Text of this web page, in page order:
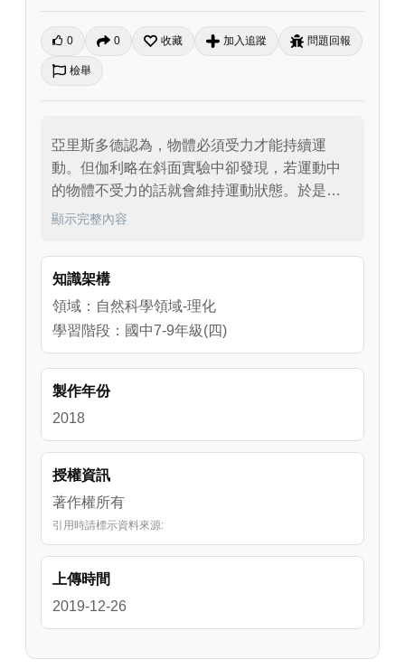
0 0 收藏 加入追蹤 問題回報
檢舉
亞里斯多德認為，物體必須受力才能持續運
動。但伽利略在斜面實驗中卻發現，若運動中
的物體不受力的話就會維持運動狀態。於是伽
利略提出了慣性--也就是「萬物有習慣維持原本
顯示完整內容
知識架構
領域：自然科學領域-理化
學習階段：國中7-9年級(四)
製作年份
2018
授權資訊
著作權所有
引用時請標示資料來源:
上傳時間
2019-12-26